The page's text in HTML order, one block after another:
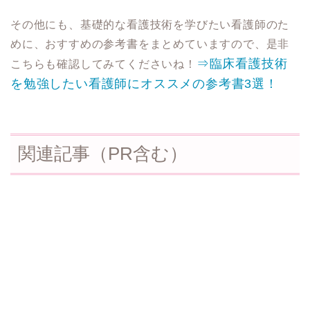
その他にも、基礎的な看護技術を学びたい看護師のた
めに、おすすめの参考書をまとめていますので、是非
こちらも確認してみてくださいね！ ⇒臨床看護技術
を勉強したい看護師にオススメの参考書3選！
関連記事（PR含む）